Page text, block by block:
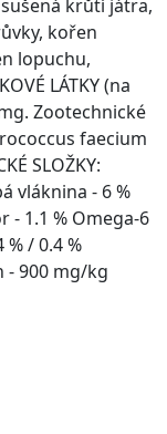
krůtí játra,
kořen
lopuchu,
LÁTKY (na
Zootechnické
faecium
SLOŽKY:
vláknina - 6 %
- 1.1 % Omega-6
% / 0.4 %
- 900 mg/kg